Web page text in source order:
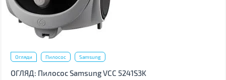
Огляди Пилосос Samsung
ОГЛЯД: Пилосос Samsung VCC 5241S3K